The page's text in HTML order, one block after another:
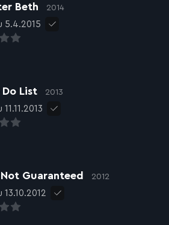
Beth 2014
5.4.2015
Do List 2013
Guaranteed 2012